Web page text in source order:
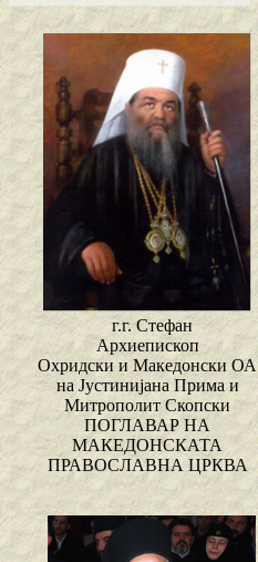
г.г. Стефан
Архиепископ
Охридски и Македонски ОА
на Јустинијана Прима и
Митрополит Скопски
ПОГЛАВАР НА
МАКЕДОНСКАТА
ПРАВОСЛАВНА ЦРКВА